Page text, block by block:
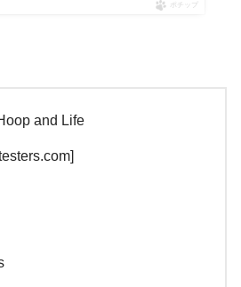
ポチップ
and Life